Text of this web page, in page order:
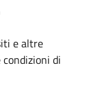
e altre
di